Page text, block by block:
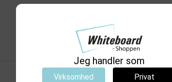
Relaterede produkter
Jeg handler som
Virksomhed Privat